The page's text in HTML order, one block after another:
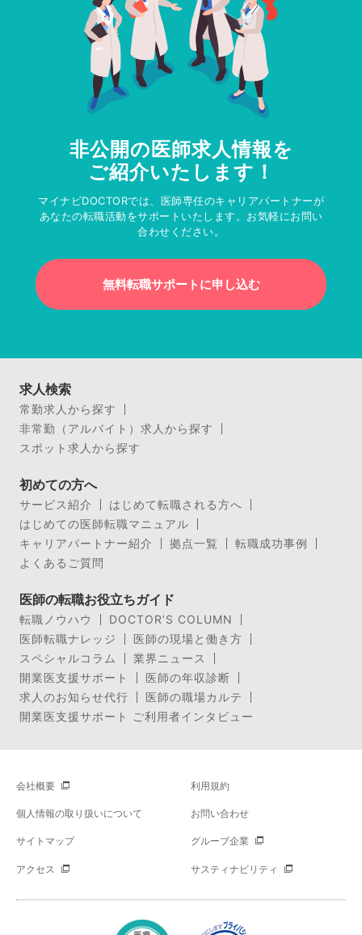
非公開の医師求人情報を
ご紹介いたします！
マイナビDOCTORでは、医師専任のキャリアパートナーが
あなたの転職活動をサポートいたします。お気軽にお問い
合わせください。
無料転職サポートに申し込む
求人検索
常勤求人から探す
非常勤（アルバイト）求人から探す
スポット求人から探す
初めての方へ
サービス紹介
はじめて転職される方へ
はじめての医師転職マニュアル
キャリアパートナー紹介
拠点一覧
転職成功事例
よくあるご質問
医師の転職お役立ちガイド
転職ノウハウ
DOCTOR’S COLUMN
医師転職ナレッジ
医師の現場と働き方
スペシャルコラム
業界ニュース
開業医支援サポート
医師の年収診断
求人のお知らせ代行
医師の職場カルテ
開業医支援サポート ご利用者インタビュー
会社概要 利用規約
個人情報の取り扱いについて お問い合わせ
サイトマップ グループ企業
アクセス サスティナビリティ